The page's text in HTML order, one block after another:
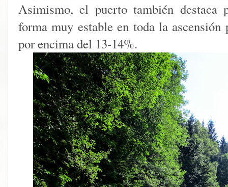
Asimismo, el puerto también destaca
forma muy estable en toda la ascensión
por encima del 13-14%.